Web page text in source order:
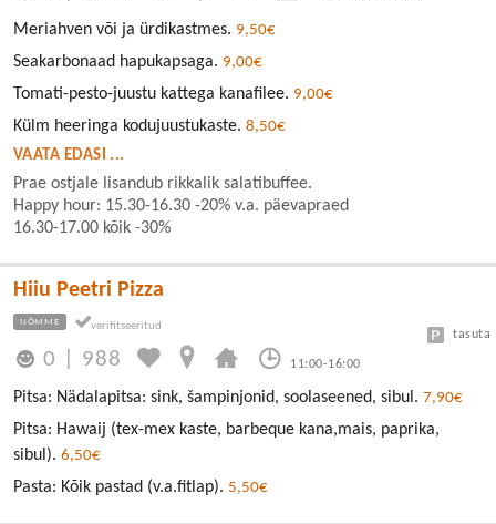
Meriahven või ja ürdikastmes. 9,50€
Seakarbonaad hapukapsaga. 9,00€
Tomati-pesto-juustu kattega kanafilee. 9,00€
Külm heeringa kodujuustukaste. 8,50€
VAATA EDASI ...
Prae ostjale lisandub rikkalik salatibuffee.
Happy hour: 15.30-16.30 -20% v.a. päevapraed
16.30-17.00 kõik -30%
Hiiu Peetri Pizza
NÕMME
0 988 11:00-16:00
tasuta
Pitsa: Nädalapitsa: sink, šampinjonid, soolaseened, sibul. 7,90€
Pitsa: Hawaij (tex-mex kaste, barbeque kana,mais, paprika,
sibul). 6,50€
Pasta: Kõik pastad (v.a.fitlap). 5,50€